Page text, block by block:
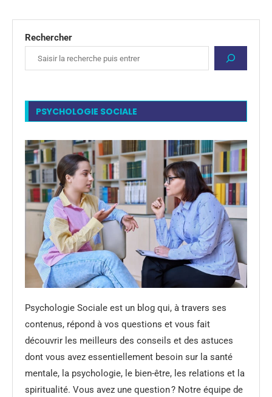
Rechercher
PSYCHOLOGIE SOCIALE
Psychologie Sociale est un blog qui, à travers ses
contenus, répond à vos questions et vous fait
découvrir les meilleurs des conseils et des astuces
dont vous avez essentiellement besoin sur la santé
mentale, la psychologie, le bien-être, les relations et la
spiritualité. Vous avez une question ? Notre équipe de